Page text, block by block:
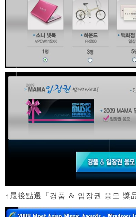
↑最後點選『경품 & 입장권 응모 獎